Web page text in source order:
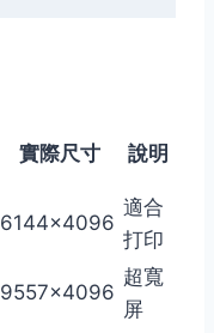
實際尺寸 說明
6144×4096
適合
打印
9557×4096
超寬
屏